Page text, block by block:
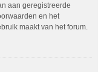
aan geregistreerde
en het
maakt van het forum.